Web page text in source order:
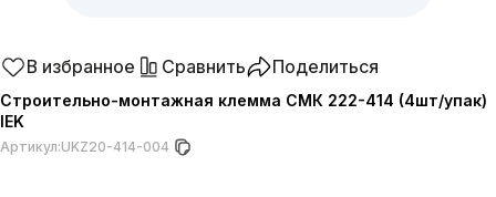
В избранное Сравнить Поделиться
Строительно-монтажная клемма СМК 222-414 (4шт/упак)
IEK
Артикул:UKZ20-414-004